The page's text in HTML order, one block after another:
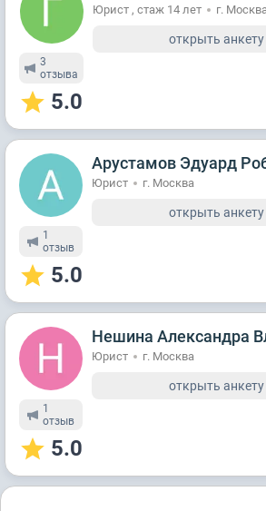
3
отзывa
5.0
Юрист , стаж 14 лет г.
открыть
1
отзыв
5.0
Арустамов Эдуард
Юрист г. Москва
открыть
1
отзыв
5.0
Нешина Александра
Юрист г. Москва
открыть